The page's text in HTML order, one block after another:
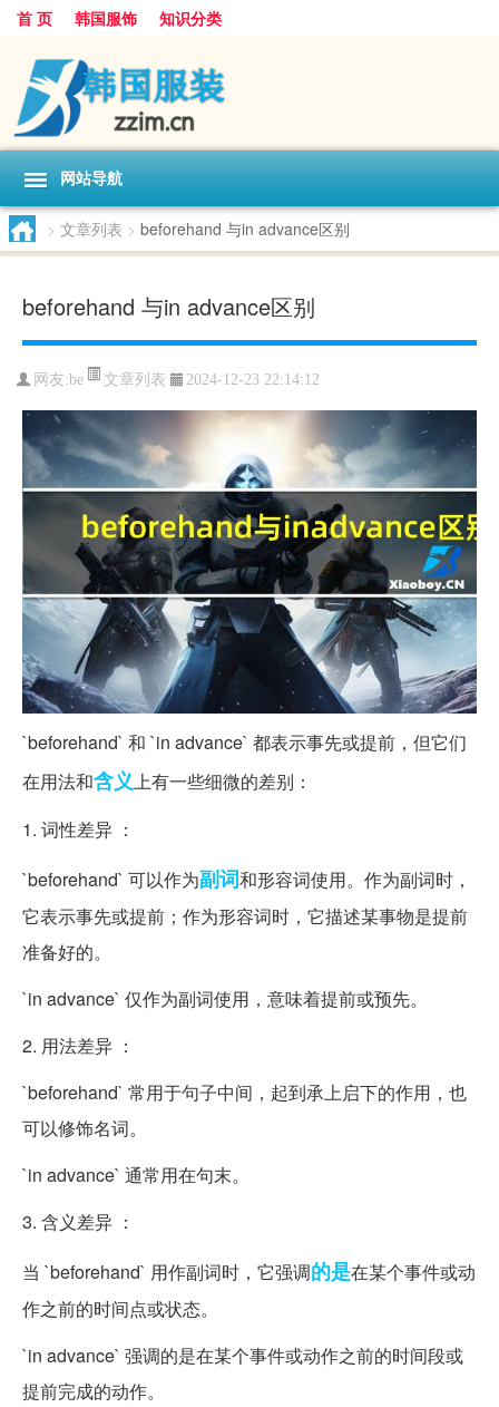
首 页 韩国服饰 知识分类
网站导航
> 文章列表 > beforehand 与in advance区别
beforehand 与in advance区别
网友:be 文章列表 2024-12-23 22:14:12
`beforehand` 和 `in advance` 都表示事先或提前，但它们
在用法和含义上有一些细微的差别：
1. 词性差异 ：
`beforehand` 可以作为副词和形容词使用。作为副词时，
它表示事先或提前；作为形容词时，它描述某事物是提前
准备好的。
`in advance` 仅作为副词使用，意味着提前或预先。
2. 用法差异 ：
`beforehand` 常用于句子中间，起到承上启下的作用，也
可以修饰名词。
`in advance` 通常用在句末。
3. 含义差异 ：
当 `beforehand` 用作副词时，它强调的是在某个事件或动
作之前的时间点或状态。
`in advance` 强调的是在某个事件或动作之前的时间段或
提前完成的动作。